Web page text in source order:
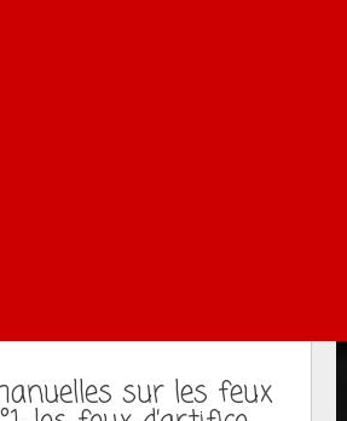
sur les feux